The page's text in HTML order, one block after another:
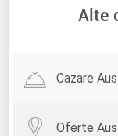
Alte
Cazare
Oferte